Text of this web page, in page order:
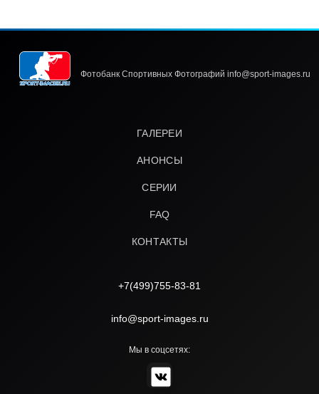
Фотобанк Спортивных Фотографий info@sport-images.ru
ГАЛЕРЕИ
АНОНСЫ
СЕРИИ
FAQ
КОНТАКТЫ
+7(499)755-83-81
info@sport-images.ru
Мы в соцсетях: